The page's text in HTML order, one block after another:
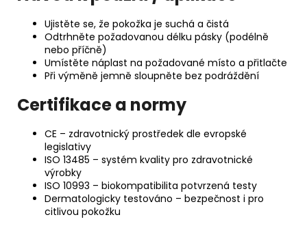
Ujistěte se, že pokožka je suchá a čistá
Odtrhněte požadovanou délku pásky (podélně
nebo příčně)
Umístěte náplast na požadované místo a přitlačte
Při výměně jemně sloupněte bez podráždění
Certifikace a normy
CE – zdravotnický prostředek dle evropské
legislativy
ISO 13485 – systém kvality pro zdravotnické
výrobky
ISO 10993 – biokompatibilita potvrzená testy
Dermatologicky testováno – bezpečnost i pro
citlivou pokožku